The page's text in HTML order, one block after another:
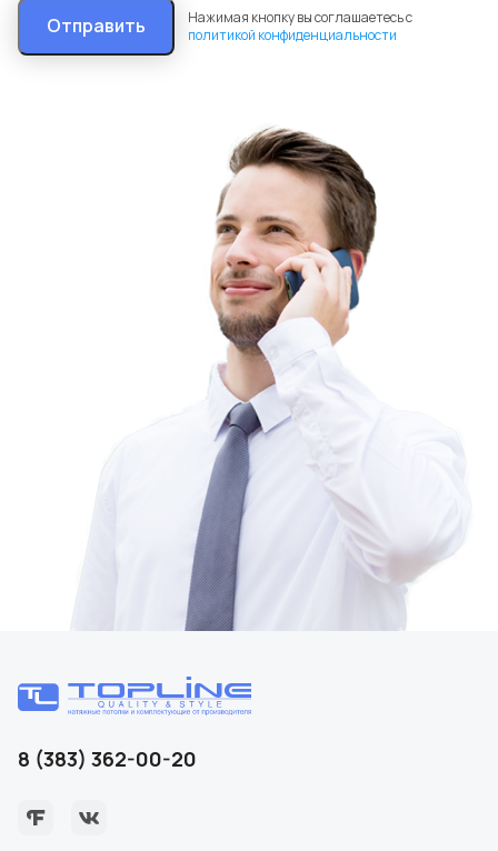
Отправить
Нажимая кнопку вы соглашаетесь с
политикой конфиденциальности
8 (383) 362-00-20